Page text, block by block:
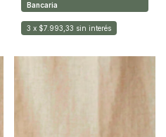
Bancaria
3 x $7.993,33 sin interés